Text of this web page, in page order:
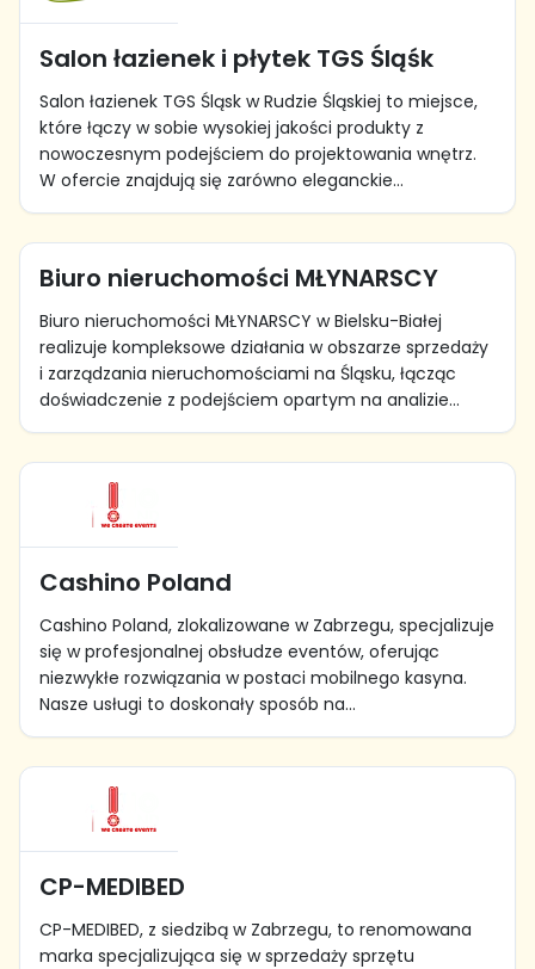
Salon łazienek i płytek TGS Śląśk
Salon łazienek TGS Śląsk w Rudzie Śląskiej to miejsce,
które łączy w sobie wysokiej jakości produkty z
nowoczesnym podejściem do projektowania wnętrz.
W ofercie znajdują się zarówno eleganckie...
Biuro nieruchomości MŁYNARSCY
Biuro nieruchomości MŁYNARSCY w Bielsku-Białej
realizuje kompleksowe działania w obszarze sprzedaży
i zarządzania nieruchomościami na Śląsku, łącząc
doświadczenie z podejściem opartym na analizie...
Cashino Poland
Cashino Poland, zlokalizowane w Zabrzegu, specjalizuje
się w profesjonalnej obsłudze eventów, oferując
niezwykłe rozwiązania w postaci mobilnego kasyna.
Nasze usługi to doskonały sposób na...
CP-MEDIBED
CP-MEDIBED, z siedzibą w Zabrzegu, to renomowana
marka specjalizująca się w sprzedaży sprzętu